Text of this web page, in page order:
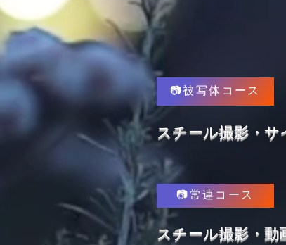
📷被写体コース
スチール撮影・サ
📷常連コース
スチール撮影・